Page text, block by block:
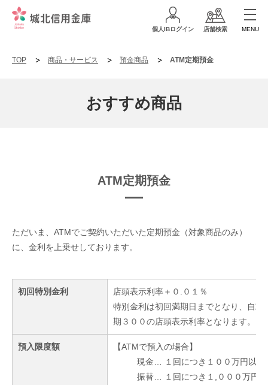
個人IBログイン 店舗検索 MENU
TOP 商品・サービス 預金商品 ATM定期預金
おすすめ商品
ATM定期預金
ただいま、ATMでご契約いただいた定期預金（対象商品のみ）
に、金利を上乗せしております。
初回特別金利
店頭表示利率＋０.０１％
特別金利は初回満期日までとなり、自
期３００の店頭表示利率となります。
預入限度額
【ATMで預入の場合】
現金… １回につき１００万円以下
振替… １回につき１,０００万円